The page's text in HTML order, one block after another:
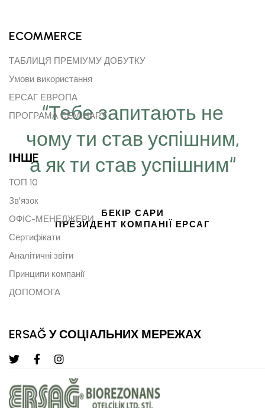
“Тебе запитають не
чому ти став успішним,
а як ти став успішним“
БЕКІР САРИ
ПРЕЗИДЕНТ КОМПАНІЇ ЕРСАГ
ECOMMERCE
ТАБЛИЦЯ ПРЕМІУМУ ДОБУТКУ
Умови використання
ЕРСАГ ЕВРОПА
ПРОГРАМА СЕМІНАРУ
ІНШE
ТОП 10
Зв'язок
ОФІС-МЕНЕДЖЕРИ
Сертифікати
Аналітичні звіти
Принципи компанії
ДОПОМОГА
ERSAĞ У СОЦІАЛЬНИХ МЕРЕЖАХ